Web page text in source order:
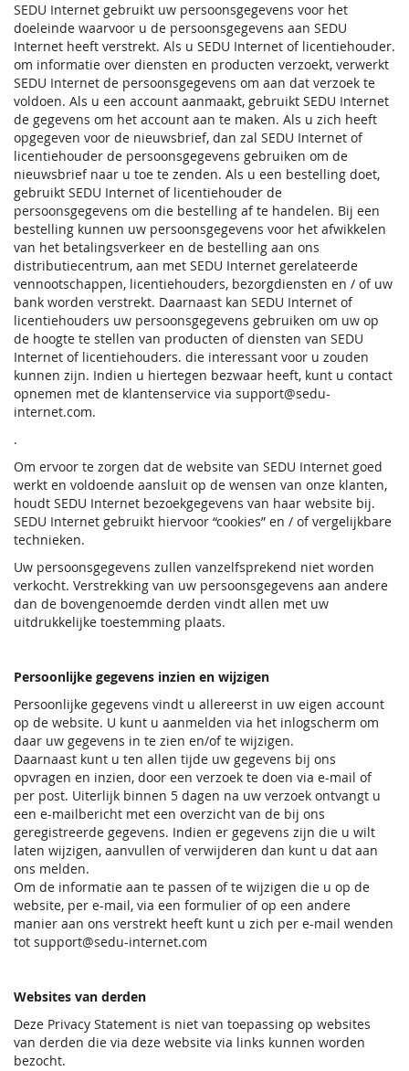
SEDU Internet gebruikt uw persoonsgegevens voor het
doeleinde waarvoor u de persoonsgegevens aan SEDU
Internet heeft verstrekt. Als u SEDU Internet of licentiehouder.
om informatie over diensten en producten verzoekt, verwerkt
SEDU Internet de persoonsgegevens om aan dat verzoek te
voldoen. Als u een account aanmaakt, gebruikt SEDU Internet
de gegevens om het account aan te maken. Als u zich heeft
opgegeven voor de nieuwsbrief, dan zal SEDU Internet of
licentiehouder de persoonsgegevens gebruiken om de
nieuwsbrief naar u toe te zenden. Als u een bestelling doet,
gebruikt SEDU Internet of licentiehouder de
persoonsgegevens om die bestelling af te handelen. Bij een
bestelling kunnen uw persoonsgegevens voor het afwikkelen
van het betalingsverkeer en de bestelling aan ons
distributiecentrum, aan met SEDU Internet gerelateerde
vennootschappen, licentiehouders, bezorgdiensten en / of uw
bank worden verstrekt. Daarnaast kan SEDU Internet of
licentiehouders uw persoonsgegevens gebruiken om uw op
de hoogte te stellen van producten of diensten van SEDU
Internet of licentiehouders. die interessant voor u zouden
kunnen zijn. Indien u hiertegen bezwaar heeft, kunt u contact
opnemen met de klantenservice via support@sedu-
internet.com.
.
Om ervoor te zorgen dat de website van SEDU Internet goed
werkt en voldoende aansluit op de wensen van onze klanten,
houdt SEDU Internet bezoekgegevens van haar website bij.
SEDU Internet gebruikt hiervoor “cookies” en / of vergelijkbare
technieken.
Uw persoonsgegevens zullen vanzelfsprekend niet worden
verkocht. Verstrekking van uw persoonsgegevens aan andere
dan de bovengenoemde derden vindt allen met uw
uitdrukkelijke toestemming plaats.
Persoonlijke gegevens inzien en wijzigen
Persoonlijke gegevens vindt u allereerst in uw eigen account
op de website. U kunt u aanmelden via het inlogscherm om
daar uw gegevens in te zien en/of te wijzigen.
Daarnaast kunt u ten allen tijde uw gegevens bij ons
opvragen en inzien, door een verzoek te doen via e-mail of
per post. Uiterlijk binnen 5 dagen na uw verzoek ontvangt u
een e-mailbericht met een overzicht van de bij ons
geregistreerde gegevens. Indien er gegevens zijn die u wilt
laten wijzigen, aanvullen of verwijderen dan kunt u dat aan
ons melden.
Om de informatie aan te passen of te wijzigen die u op de
website, per e-mail, via een formulier of op een andere
manier aan ons verstrekt heeft kunt u zich per e-mail wenden
tot support@sedu-internet.com
Websites van derden
Deze Privacy Statement is niet van toepassing op websites
van derden die via deze website via links kunnen worden
bezocht.